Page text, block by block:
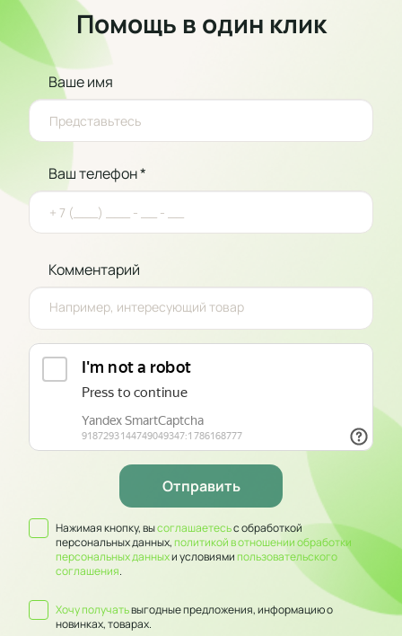
Помощь в один клик
Ваше имя
Ваш телефон *
Комментарий
Нажимая кнопку, высоглашаетесьс обработкой
персональных данных,политикой в отношении обработки
персональных данныхи условиямипользовательского
соглашения.
Хочу получатьвыгодные предложения, информацию о
новинках, товарах.